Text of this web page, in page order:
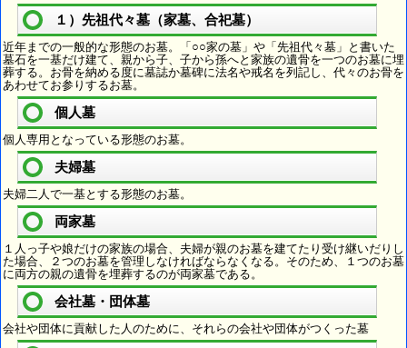
１）先祖代々墓（家墓、合祀墓）
近年までの一般的な形態のお墓。「○○家の墓」や「先祖代々墓」と書いた
墓石を一基だけ建て、親から子、子から孫へと家族の遺骨を一つのお墓に埋
葬する。お骨を納める度に墓誌か墓碑に法名や戒名を列記し、代々のお骨を
あわせてお参りするお墓。
個人墓
個人専用となっている形態のお墓。
夫婦墓
夫婦二人で一基とする形態のお墓。
両家墓
１人っ子や娘だけの家族の場合、夫婦が親のお墓を建てたり受け継いだりし
た場合、２つのお墓を管理しなければならなくなる。そのため、１つのお墓
に両方の親の遺骨を埋葬するのが両家墓である。
会社墓・団体墓
会社や団体に貢献した人のために、それらの会社や団体がつくった墓